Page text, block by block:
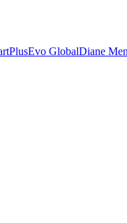
Evo GlobalDiane